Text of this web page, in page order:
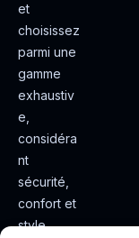
et
choisissez
parmi une
gamme
exhaustiv
e,
considéra
nt
sécurité,
confort et
style.